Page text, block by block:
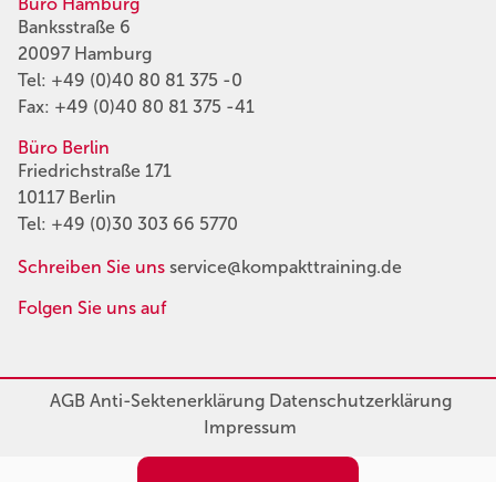
Banksstraße 6
20097 Hamburg
Tel: +49 (0)40 80 81 375 -0
Fax: +49 (0)40 80 81 375 -41
Büro Berlin
Friedrichstraße 171
10117 Berlin
Tel: +49 (0)30 303 66 5770
Schreiben Sie uns service@kompakttraining.de
Folgen Sie uns auf
AGBAnti-SektenerklärungDatenschutzerklärung
Impressum